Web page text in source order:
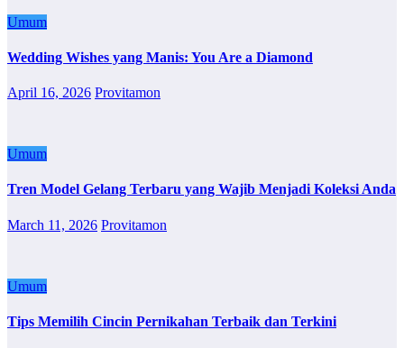
Umum
Wedding Wishes yang Manis: You Are a Diamond
April 16, 2026 Provitamon
Umum
Tren Model Gelang Terbaru yang Wajib Menjadi Koleksi Anda
March 11, 2026 Provitamon
Umum
Tips Memilih Cincin Pernikahan Terbaik dan Terkini